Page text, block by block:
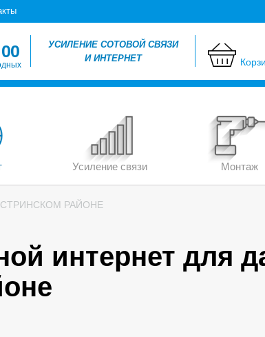
УСИЛЕНИЕ СОТОВОЙ СВЯЗИ
И ИНТЕРНЕТ
Усиление связи Монтаж
РАЙОНЕ
интернет для